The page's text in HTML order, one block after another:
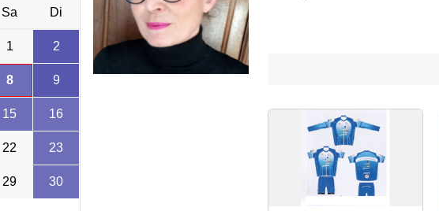
Sa Di
1 2
8 9
15 16
22 23
29 30